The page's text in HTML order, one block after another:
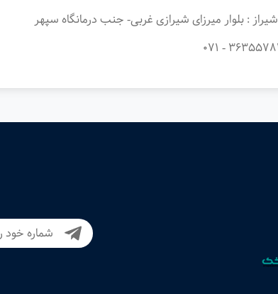
شیراز : بلوار میرزای شیرازی غربی- جنب درمانگاه سپهر